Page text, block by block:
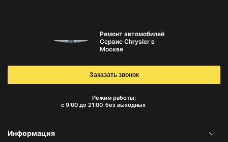
Ремонт автомобилей
Сервис Chrysler в
Москве
Режим работы:
с 9:00 до 21:00 без выходных
Заказать звонок
Информация